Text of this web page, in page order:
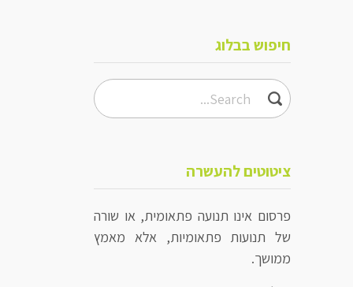
חיפוש בבלוג
ציטוטים להעשרה
פרסום אינו תנועה פתאומית, או שורה
של תנועות פתאומיות, אלא מאמץ
ממושך.